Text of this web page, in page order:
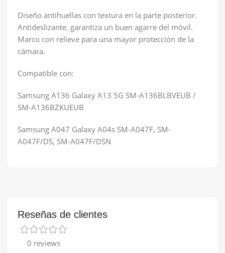
Diseño antihuellas con textura en la parte posterior.
Antideslizante, garantiza un buen agarre del móvil.
Marco con relieve para una mayor protección de la
cámara.
Compatible con:
Samsung A136 Galaxy A13 5G SM-A136BLBVEUB /
SM-A136BZKUEUB
Samsung A047 Galaxy A04s SM-A047F, SM-
A047F/DS, SM-A047F/DSN
Reseñas de clientes
0 reviews